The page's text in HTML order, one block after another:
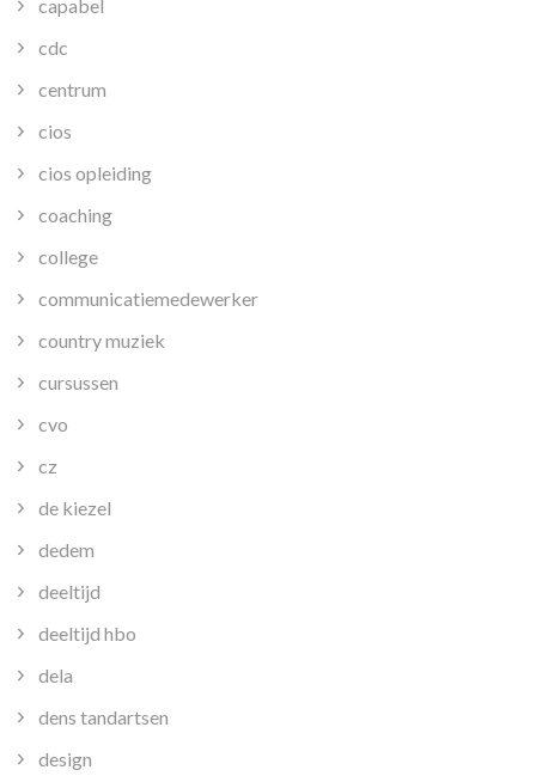
capabel
cdc
centrum
cios
cios opleiding
coaching
college
communicatiemedewerker
country muziek
cursussen
cvo
cz
de kiezel
dedem
deeltijd
deeltijd hbo
dela
dens tandartsen
design